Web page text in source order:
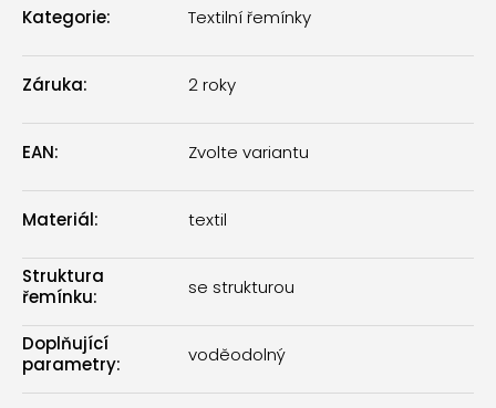
Kategorie: Textilní řemínky
Záruka: 2 roky
EAN: Zvolte variantu
Materiál: textil
Struktura
řemínku: se strukturou
Doplňující
parametry: voděodolný